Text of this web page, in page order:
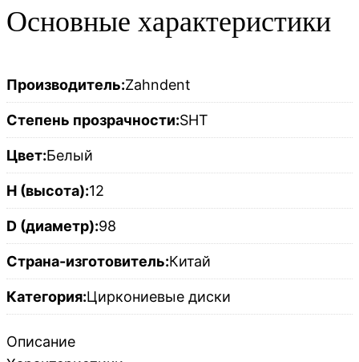
Основные характеристики
Производитель:Zahndent
Степень прозрачности:SHT
Цвет:Белый
H (высота):12
D (диаметр):98
Страна-изготовитель:Китай
Категория:Циркониевые диски
Описание